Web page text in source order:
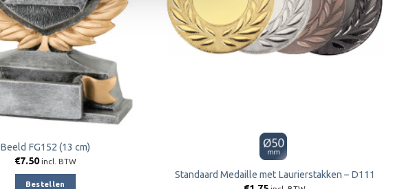
Beeld FG152 (13 cm)
€7.50 incl. BTW
Bestellen
Standaard Medaille met Laurierstakken – D111